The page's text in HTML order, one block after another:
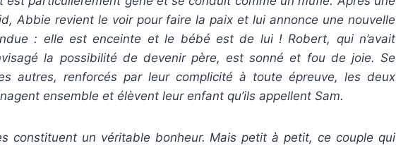
Abbie revient le voir pour faire la paix et lui annonce une nouvelle
: elle est enceinte et le bébé est de lui ! Robert, qui n’avait
la possibilité de devenir père, est sonné et fou de joie. Se
autres, renforcés par leur complicité à toute épreuve, les deux
ensemble et élèvent leur enfant qu’ils appellent Sam.
constituent un véritable bonheur. Mais petit à petit, ce couple qui